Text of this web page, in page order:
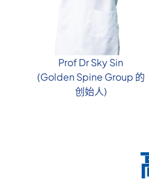
Prof Dr Sky Sin
(Golden Spine Group 的
创始人)